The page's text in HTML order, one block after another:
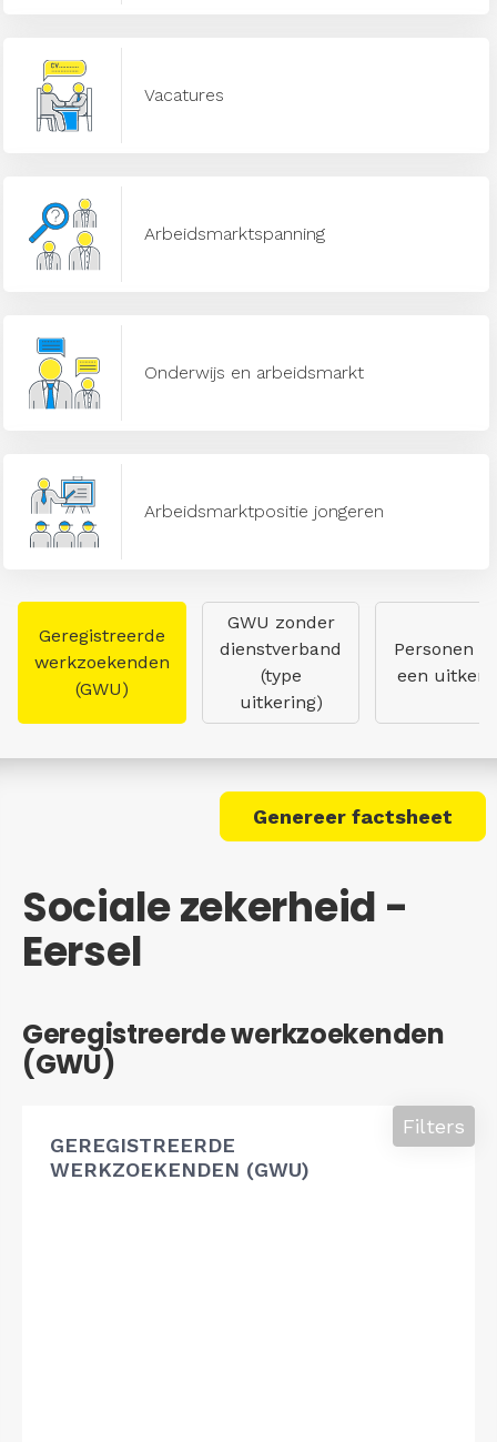
Vacatures
Arbeidsmarktspanning
Onderwijs en arbeidsmarkt
Arbeidsmarktpositie jongeren
Geregistreerde
werkzoekenden
(GWU)
GWU zonder
dienstverband
(type
uitkering)
Personen
een
Genereer factsheet
Sociale zekerheid -
Eersel
Geregistreerde werkzoekenden
(GWU)
GEREGISTREERDE
WERKZOEKENDEN (GWU)
Filters